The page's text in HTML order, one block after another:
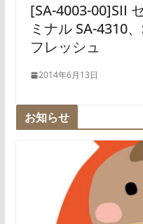
[SA-4003-00]SII
ミナル SA-4310
フレッシュ
2014年6月13日
お知らせ